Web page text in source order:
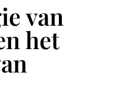
van
het